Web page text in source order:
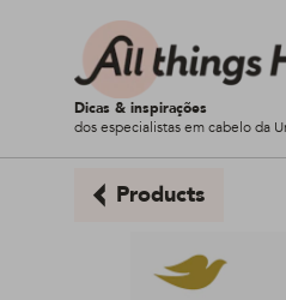
Dicas & inspirações
dos especialistas em cabelo da
Products